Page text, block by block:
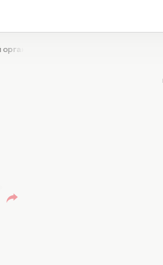
после Великого поста